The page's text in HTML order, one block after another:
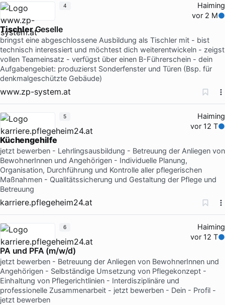
Haiming
vor 2 M
TischlerGeselle
bringst eine abgeschlossene Ausbildung als Tischler mit - bist
technisch interessiert und möchtest dich weiterentwickeln - zeigst
vollen Teameinsatz - verfügst über einen B-Führerschein - dein
Aufgabengebiet: produzierst Sonderfenster und Türen (Bsp. für
denkmalgeschützte Gebäude)
www.zp-system.at
4
Haiming
vor 12 T
Küchengehilfe
jetzt bewerben - Lehrlingsausbildung - Betreuung der Anliegen von
BewohnerInnen und Angehörigen - Individuelle Planung,
Organisation, Durchführung und Kontrolle aller pflegerischen
Maßnahmen - Qualitätssicherung und Gestaltung der Pflege und
Betreuung
karriere.pflegeheim24.at
5
Haiming
vor 12 T
PA und PFA (m/w/d)
jetzt bewerben - Betreuung der Anliegen von BewohnerInnen und
Angehörigen - Selbständige Umsetzung von Pflegekonzept -
Einhaltung von Pflegerichtlinien - Interdisziplinäre und
professionelle Zusammenarbeit - jetzt bewerben - Dein - Profil -
jetzt bewerben
6